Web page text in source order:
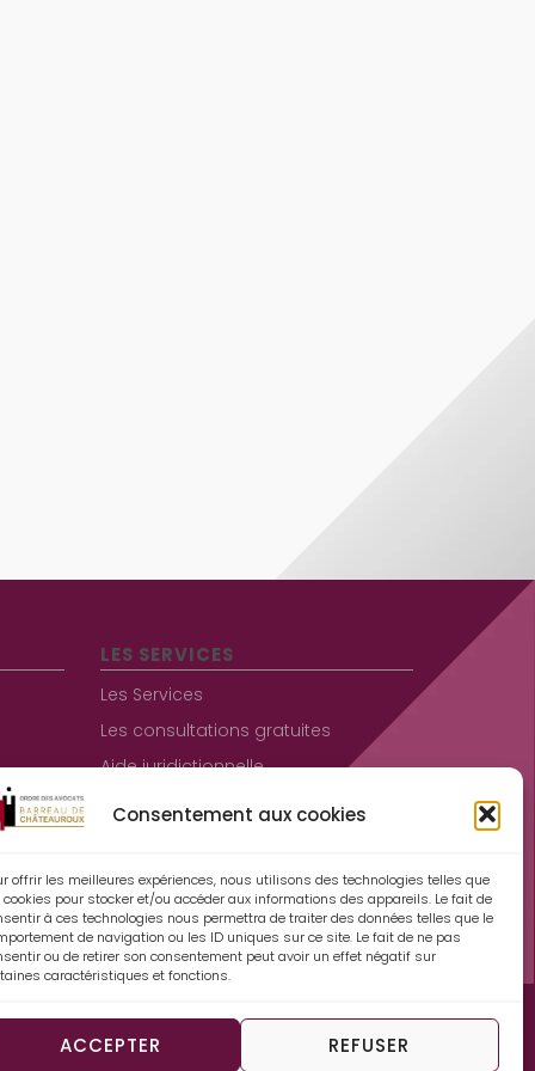
Consentement aux cookies
offrir les meilleures expériences, nous utilisons des technologies telles que
cookies pour stocker et/ou accéder aux informations des appareils. Le fait de
à ces technologies nous permettra de traiter des données telles que le
de navigation ou les ID uniques sur ce site. Le fait de ne pas
ou de retirer son consentement peut avoir un effet négatif sur
caractéristiques et fonctions.
ACCEPTER REFUSER
LES SERVICES
Les Services
Les consultations gratuites
Aide juridictionnelle
Contact
Mentions légales
Espace Avocats
Politique de cookies (UE)